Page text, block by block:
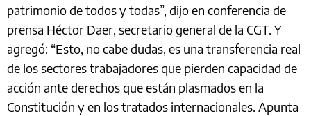
patrimonio de todos y todas”, dijo en conferencia de
prensa Héctor Daer, secretario general de la CGT. Y
agregó: “Esto, no cabe dudas, es una transferencia real
de los sectores trabajadores que pierden capacidad de
acción ante derechos que están plasmados en la
Constitución y en los tratados internacionales. Apunta